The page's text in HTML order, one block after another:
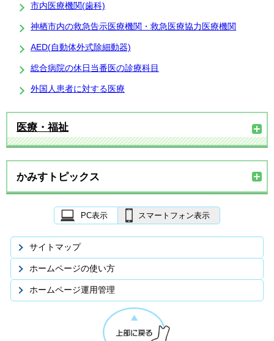
市内医療機関(歯科)
神栖市内の救急告示医療機関・救急医療協力医療機関
AED(自動体外式除細動器)
総合病院の休日当番医の診療科目
外国人患者に対する医療
医療・福祉
かみすトピックス
PC表示 スマートフォン表示
サイトマップ
ホームページの使い方
ホームページ運用管理